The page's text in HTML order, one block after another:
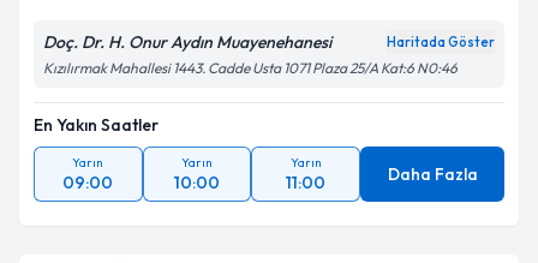
Doç. Dr. H. Onur Aydın Muayenehanesi Haritada Göster
Kızılırmak Mahallesi 1443. Cadde Usta 1071 Plaza 25/A Kat:6 N0:46
En Yakın Saatler
Yarın
09:00
Yarın
10:00
Yarın
11:00 Daha Fazla